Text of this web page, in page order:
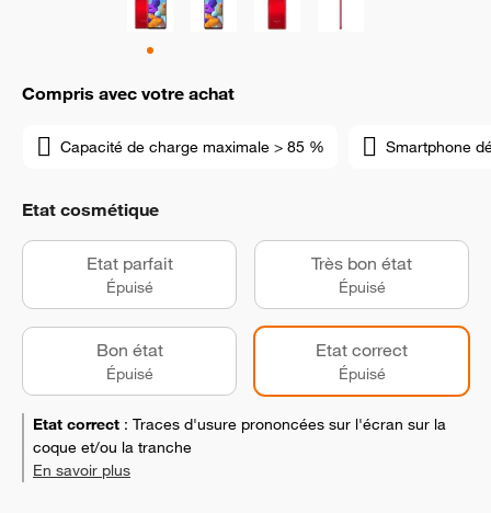
Compris avec votre achat
Capacité de charge maximale > 85 % Smartphone
Etat cosmétique
Etat parfait
Épuisé
Très bon état
Épuisé
Bon état
Épuisé
Etat correct
Épuisé
Etat correct : Traces d'usure prononcées sur l'écran sur la
coque et/ou la tranche
En savoir plus